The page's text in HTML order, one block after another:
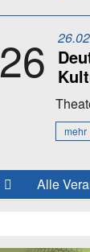
26
mehr
Alle